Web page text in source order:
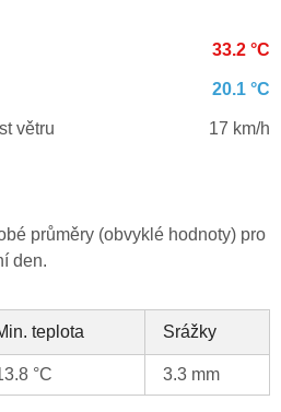
33.2 °C
20.1 °C
větru
17 km/h
průměry (obvyklé hodnoty) pro
den.
teplota Srážky
°C 3.3 mm